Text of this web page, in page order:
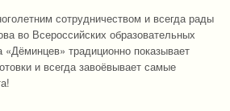
сотрудничеством и всегда рады
во Всероссийских образовательных
традиционно показывает
и всегда завоёвывает самые